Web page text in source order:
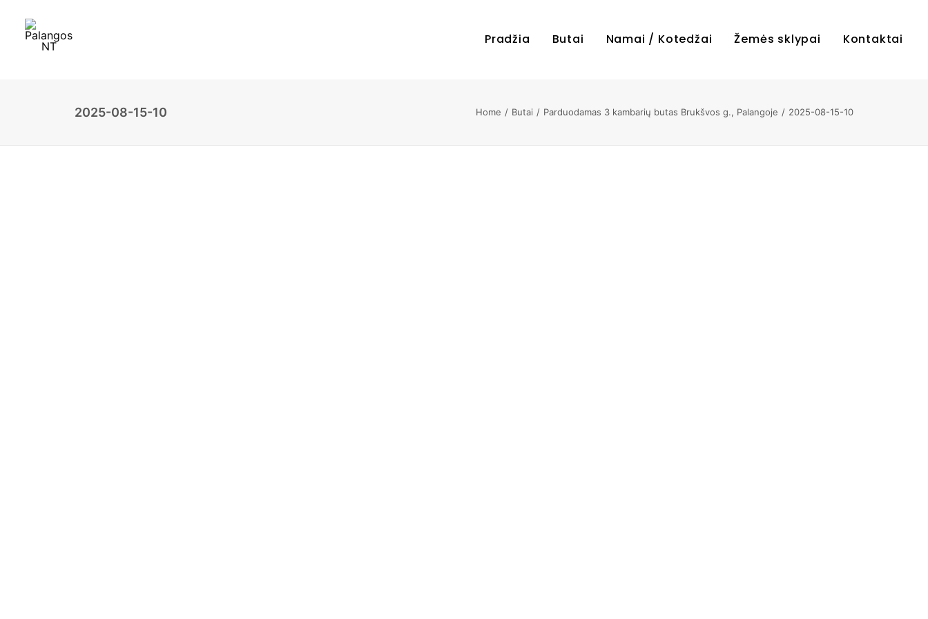
Pradžia Butai Namai / Kotedžai Žemės sklypai Kontaktai
2025-08-15-10 Home Butai Parduodamas 3 kambarių butas Brukšvos g., Palangoje 2025-08-15-10